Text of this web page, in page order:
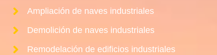
Ampliación de naves industriales
Demolición de naves industriales
Remodelación de edificios industriales